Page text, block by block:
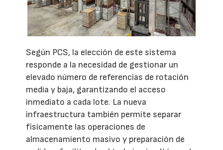
Según PCS, la elección de este sistema
responde a la necesidad de gestionar un
elevado número de referencias de rotación
media y baja, garantizando el acceso
inmediato a cada lote. La nueva
infraestructura también permite separar
físicamente las operaciones de
almacenamiento masivo y preparación de